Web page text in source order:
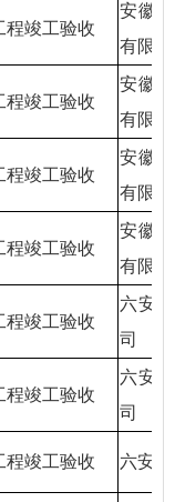
程竣工验收
安徽
有限
程竣工验收
安徽
有限
程竣工验收
安徽
有限
程竣工验收
安徽
有限
程竣工验收
六安
司
程竣工验收
六安
司
程竣工验收 六安